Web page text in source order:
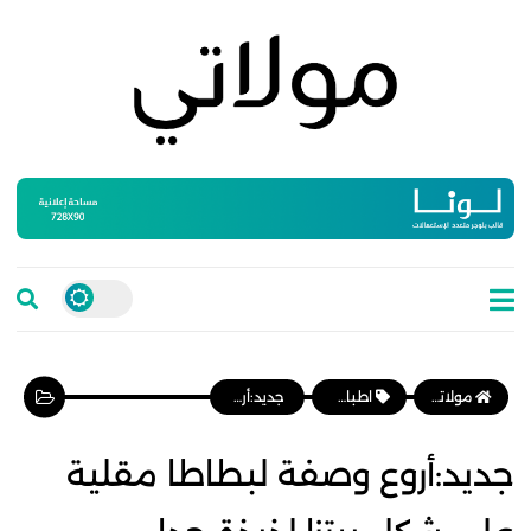
مولاتي موقع نسائي مغربي يهتم بالمرأة المغربية، وأخبار الأسرة و المجتمع اطباق رئيسية جديد:أروع وصفة لبطاطا مقلية على شكل بيتزا لذيذة جدا
جديد:أروع وصفة لبطاطا مقلية